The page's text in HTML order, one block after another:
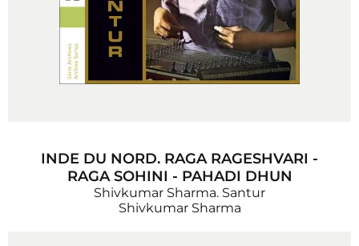
INDE DU NORD. RAGA RAGESHVARI -
RAGA SOHINI - PAHADI DHUN
Shivkumar Sharma. Santur
Shivkumar Sharma